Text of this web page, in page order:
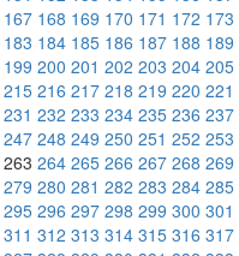
167 168 169 170 171 172 173
183 184 185 186 187 188 189
199 200 201 202 203 204 205
215 216 217 218 219 220 221
231 232 233 234 235 236 237
247 248 249 250 251 252 253
263 264 265 266 267 268 269
279 280 281 282 283 284 285
295 296 297 298 299 300 301
311 312 313 314 315 316 317